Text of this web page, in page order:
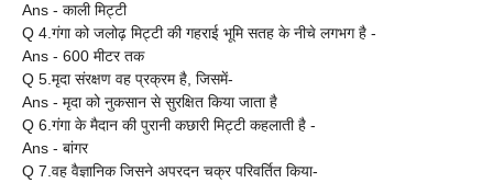
Ans - काली मिट्टी
Q 4.गंगा को जलोढ़ मिट्टी की गहराई भूमि सतह के नीचे लगभग है -
Ans - 600 मीटर तक
Q 5.मृदा संरक्षण वह प्रक्रम है, जिसमें-
Ans - मृदा को नुकसान से सुरक्षित किया जाता है
Q 6.गंगा के मैदान की पुरानी कछारी मिट्टी कहलाती है -
Ans - बांगर
Q 7.वह वैज्ञानिक जिसने अपरदन चक्र परिवर्तित किया-